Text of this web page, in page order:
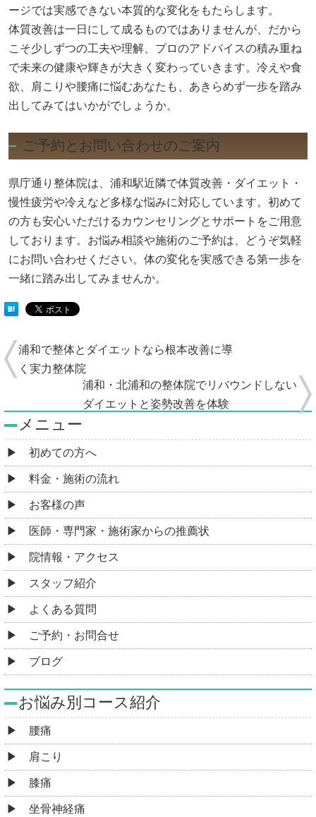
ージでは実感できない本質的な変化をもたらします。
体質改善は一日にして成るものではありませんが、だから
こそ少しずつの工夫や理解、プロのアドバイスの積み重ね
で未来の健康や輝きが大きく変わっていきます。冷えや食
欲、肩こりや腰痛に悩むあなたも、あきらめず一歩を踏み
出してみてはいかがでしょうか。
ご予約とお問い合わせのご案内
県庁通り整体院は、浦和駅近隣で体質改善・ダイエット・
慢性疲労や冷えなど多様な悩みに対応しています。初めて
の方も安心いただけるカウンセリングとサポートをご用意
しております。お悩み相談や施術のご予約は、どうぞ気軽
にお問い合わせください。体の変化を実感できる第一歩を
一緒に踏み出してみませんか。
浦和で整体とダイエットなら根本改善に導
く実力整体院
浦和・北浦和の整体院でリバウンドしない
ダイエットと姿勢改善を体験
メニュー
初めての方へ
料金・施術の流れ
お客様の声
医師・専門家・施術家からの推薦状
院情報・アクセス
スタッフ紹介
よくある質問
ご予約・お問合せ
ブログ
お悩み別コース紹介
腰痛
肩こり
膝痛
坐骨神経痛